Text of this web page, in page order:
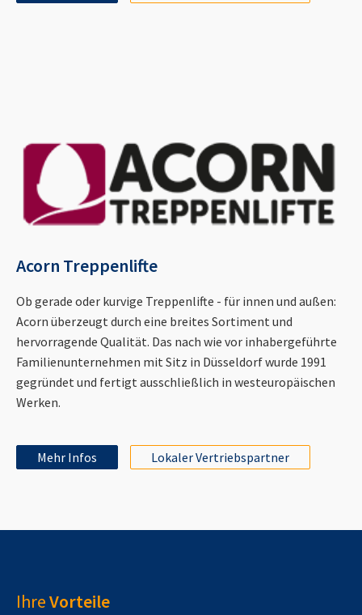
Acorn Treppenlifte
Ob gerade oder kurvige Treppenlifte - für innen und außen:
Acorn überzeugt durch eine breites Sortiment und
hervorragende Qualität. Das nach wie vor inhabergeführte
Familienunternehmen mit Sitz in Düsseldorf wurde 1991
gegründet und fertigt ausschließlich in westeuropäischen
Werken.
Mehr Infos Lokaler Vertriebspartner
IhreVorteile